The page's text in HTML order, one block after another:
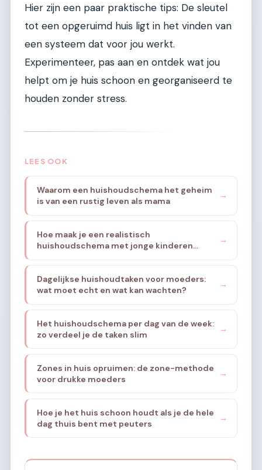
Hier zijn een paar praktische tips: De sleutel
tot een opgeruimd huis ligt in het vinden van
een systeem dat voor jou werkt.
Experimenteer, pas aan en ontdek wat jou
helpt om je huis schoon en georganiseerd te
houden zonder stress.
LEES OOK
Waarom een huishoudschema het geheim
is van een rustig leven als mama
→
Hoe maak je een realistisch
huishoudschema met jonge kinderen
→
Dagelijkse huishoudtaken voor moeders:
wat moet echt en wat kan wachten?
→
Het huishoudschema per dag van de week:
zo verdeel je de taken slim
→
Zones in huis opruimen: de zone-methode
voor drukke moeders
→
Hoe je het huis schoon houdt als je de hele
dag thuis bent met peuters
→